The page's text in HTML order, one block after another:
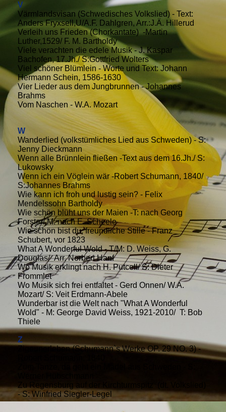
V
Värmlandsvisan (Schwedisches Volkslied) - Text:
Anders Fryxsell,U/A.F. Dahlgren, Arr.:J.Ä. Hillerud
Verleih uns Frieden (Chorkantate) -Martin
Luther,1529/ F. M. Bartholdy
Viele verachten die edele Musik - J. Kaspar
Bachofen, 17.Jh./ S:Gottfried Wolters
Viel schöner Blümlein - Worte und Text: Johann
Hermann Schein, 1586-1630
Vier Lieder aus dem Jungbrunnen - Johannes
Brahms
Vom Naschen - W.A. Mozart
W
Wanderlied (volkstümliches Lied aus Schweden) - S:
Jenny Dieckmann
Wenn alle Brünnlein fließen -Text aus dem 16.Jh./ S:
Lukowsky
Wenn ich ein Vöglein wär -Robert Schumann, 1840/
S:Johannes Brahms
Wie kann ich froh und lustig sein? - Felix
Mendelssohn Bartholdy
Wie schön blüht uns der Maien -T: nach Georg
Forster/ M: nach E. Scheele
Wie schön bist du, freundliche Stille - Franz
Schubert, vor 1823
What A Wonderful Wold - T/M: D. Weiss, G.
Douglas/ Arr. Norbert Hanf
Wo Musik erklingt nach H. Putcell/ S: Dieter
Frommlet
Wo Musik sich frei entfaltet - Gerd Onnen/ W.A.
Mozart/ S: Veit Erdmann-Abele
Wunderbar ist die Welt nach "What A Wonderful
Wold" - M: George David Weiss, 1921-2010/ T: Bob
Thiele
Z
Zigeunerleben (Schumann`s Werke OP. 29 NO. 3) -
Zu Regensburg auf der Kirchturmspitz (dt. Volkslied)
- S: Winfried Siegler-Legel